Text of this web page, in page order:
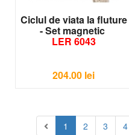
Ciclul de viata la fluture
- Set magnetic
LER 6043
204.00 lei
1 2 3 4